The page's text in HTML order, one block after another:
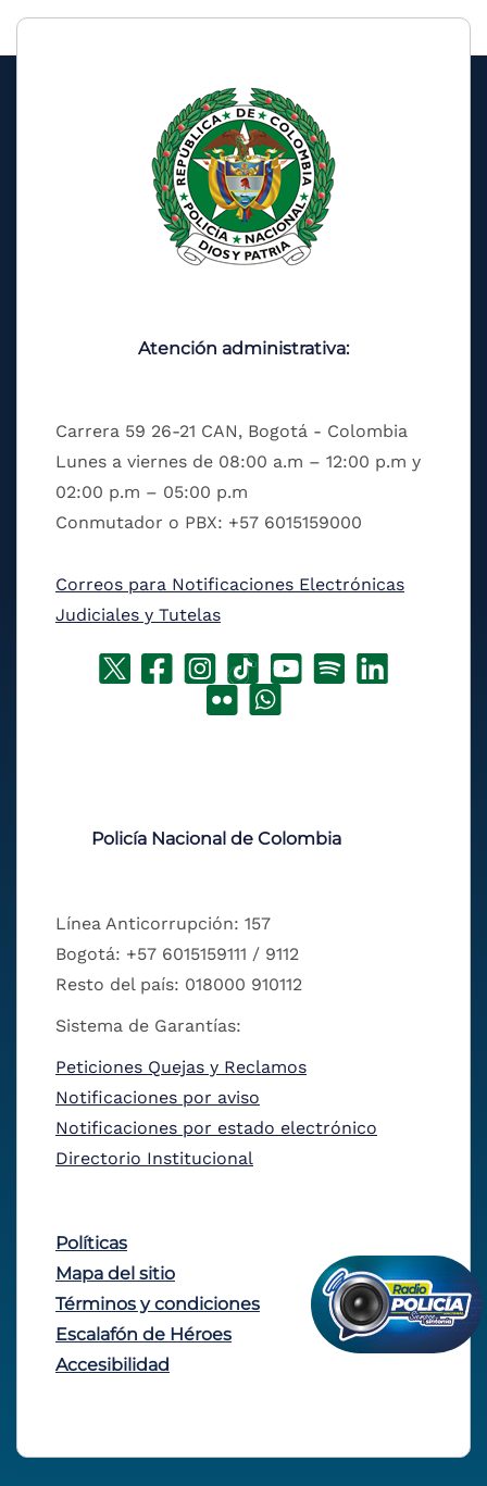
Atención administrativa:
Carrera 59 26-21 CAN, Bogotá - Colombia
Lunes a viernes de 08:00 a.m – 12:00 p.m y
02:00 p.m – 05:00 p.m
Conmutador o PBX: +57 6015159000
Correos para Notificaciones Electrónicas
Judiciales y Tutelas
Policía Nacional de Colombia
Línea Anticorrupción: 157
Bogotá: +57 6015159111 / 9112
Resto del país: 018000 910112
Sistema de Garantías:
Peticiones Quejas y Reclamos
Notificaciones por aviso
Notificaciones por estado electrónico
Directorio Institucional
Políticas
Mapa del sitio
Términos y condiciones
Escalafón de Héroes
Accesibilidad